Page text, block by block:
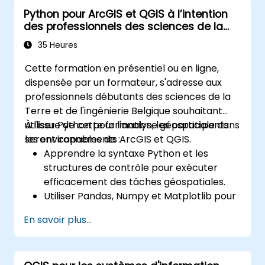
CPRE – Niveau Fondamental.
Python pour ArcGIS et QGIS à l’intention
des professionnels des sciences de la
Terre et de l’ingénierie
35 Heures
Cette formation en présentiel ou en ligne,
dispensée par un formateur, s'adresse aux
professionnels débutants des sciences de la
Terre et de l'ingénierie Belgique souhaitant
utiliser Python pour l'analyse géospatiale dans
les environnements ArcGIS et QGIS.
À l'issue de cette formation, les participants
seront capables de :
Apprendre la syntaxe Python et les
structures de contrôle pour exécuter
efficacement des tâches géospatiales.
Utiliser Pandas, Numpy et Matplotlib pour
dans un SIG.
Manipuler et analyser les données
vectorielles avec les bibliothèques
En savoir plus...